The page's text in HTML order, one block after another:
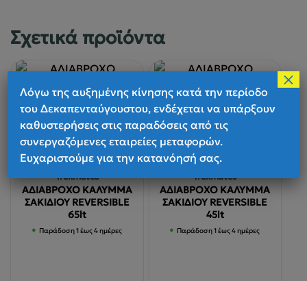
Σχετικά προϊόντα
Trekmates
ΑΔΙΑΒΡΟΧΟ ΚΑΛΥΜΜΑ
ΣΑΚΙΔΙΟΥ REVERSIBLE
65lt
Παράδοση 1 έως 4 ημέρες
Trekmates
ΑΔΙΑΒΡΟΧΟ ΚΑΛΥΜΜΑ
ΣΑΚΙΔΙΟΥ REVERSIBLE
45lt
Παράδοση 1 έως 4 ημέρες
Λόγω της αυξημένης κίνησης κατά την περίοδο
του Δεκαπενταύγουστου, ενδέχεται να υπάρξουν
καθυστερήσεις στις παραδόσεις από τις
συνεργαζόμενες εταιρείες μεταφορών.
Ευχαριστούμε για την κατανόησή σας.
×